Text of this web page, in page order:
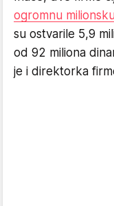
ogromnu
su ostvarile 5,9
od 92 miliona
je i direktorka